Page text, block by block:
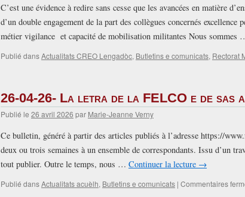
C’est une évidence à redire sans cesse que les avancées en matière
d’un double engagement de la part des collègues concernés excellence
métier vigilance et capacité de mobilisation militantes Nous sommes
Publié dansActualitats CREO Lengadòc, Butletins e comunicats, Rectorat
26-04-26- La letra de la FELCO e de sas
Publié le 26 avril 2026 par Marie-Jeanne Verny
Ce bulletin, généré à partir des articles publiés à l’adresse https://
deux ou trois semaines à un ensemble de correspondants. Issu d’un
tout publier. Outre le temps, nous … Continuer la lecture →
Publié dansActualitats acuèlh, Butletins e comunicats | Commentaires